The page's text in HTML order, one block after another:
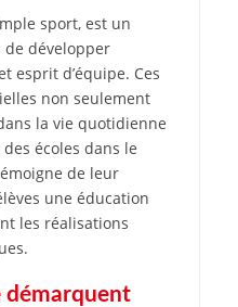
sport, est un
développer
esprit d’équipe. Ces
non seulement
la vie quotidienne
des écoles dans le
de leur
une éducation
les réalisations
démarquent